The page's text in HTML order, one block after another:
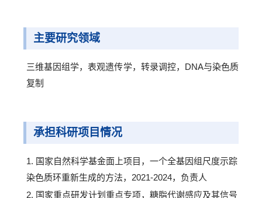
主要研究领域
三维基因组学，表观遗传学，转录调控，DNA与染色质
复制
承担科研项目情况
1. 国家自然科学基金面上项目，一个全基因组尺度示踪
染色质环重新生成的方法，2021-2024，负责人
2. 国家重点研发计划重点专项，糖脂代谢感应及其信号